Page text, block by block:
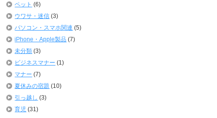
ペット (6)
ウワサ・迷信 (3)
パソコン・スマホ関連 (5)
iPhone・Apple製品 (7)
未分類 (3)
ビジネスマナー (1)
マナー (7)
夏休みの宿題 (10)
引っ越し (3)
育児 (31)